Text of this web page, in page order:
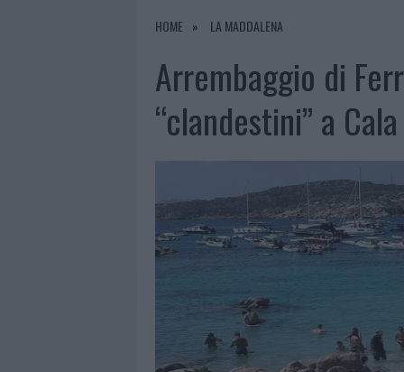
7 AGOSTO 2026 | PORTO ROTONDO OSPITA LA
7 AGOSTO 2026
CONTROLLI ALL’AEROPORTO DI
HOME LA MADDALENA
Arrembaggio di
“clandestini” a